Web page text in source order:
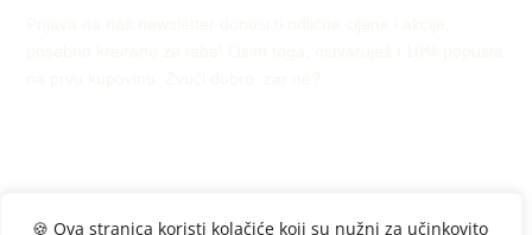
🍪 Ova stranica koristi kolačiće koji su nužni za učinkovito